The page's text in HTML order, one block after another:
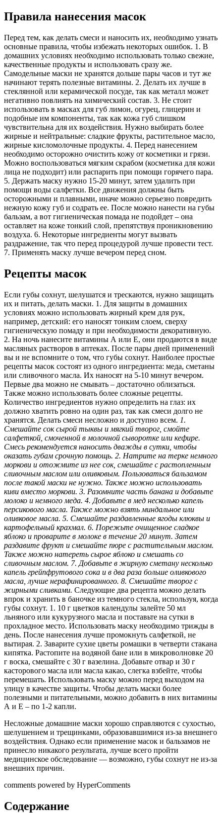
Правила нанесения масок
Перед тем, как делать смеси и наносить их, необходимо узнать
основные правила, чтобы избежать некоторых ошибок. 1. В
домашних условиях необходимо использовать только свежие,
качественные продукты и использовать сразу же.
Самодельные маски не хранятся дольше пары часов и тут же
начинают терять полезные витамины. 2. Делать их лучше в
стеклянной или керамической посуде, так как металл может
негативно повлиять на химический состав. 3. Не стоит
использовать в масках для губ лимон, огурец, глицерин и
подобные им компоненты, так как кожа губ слишком
чувствительна для их воздействия. Нужно выбирать более
жирные и нейтральные: сладкие фрукты, растительное масло,
жирные кисломолочные продукты. 4. Перед нанесением
необходимо осторожно очистить кожу от косметики и грязи.
Можно воспользоваться мягким скрабом (косметика для кожи
лица не подходит) или распарить при помощи горячего пара.
5. Держать маску нужно 15-20 минут, затем удалить при
помощи воды салфетки. Все движения должны быть
осторожными и плавными, иначе можно серьезно повредить
нежную кожу губ и содрать ее. После можно нанести на губы
бальзам, а вот гигиеническая помада не подойдет – она
оставляет на коже тонкий слой, препятствуя проникновению
воздуха. 6. Некоторые ингредиенты могут вызвать
раздражение, так что перед процедурой лучше провести тест.
7. Применять маску лучше вечером перед сном.
Рецепты масок
Если губы сохнут, шелушатся и трескаются, нужно защищать
их и питать, делать маски. 1. Для защиты в домашних
условиях можно использовать жирный крем для рук,
например, детский: его наносят тонким слоем, сверху
гигиеническую помаду и при необходимости декоративную.
2. На ночь нанесите витамины А или Е, они продаются в виде
масляных растворов в аптеках. После пары дней применений
вы и не вспомните о том, что губы сохнут. Наиболее простые
рецепты масок состоят из одного ингредиента: меда, сметаны
или сливочного масла. Их наносят на 5-10 минут вечером.
Первые два можно не смывать – достаточно облизаться.
Также можно использовать более сложные рецепты.
Количество ингредиентов нужно определить на глаз: их
должно хватить ровно на один раз, так как смеси долго не
хранятся. Делать смеси несложно и доступно всем. 1.
Смешайте сок сырой тыквы и мягкий творог, смойте
салфеткой, смоченной в молочной сыворотке или кефире.
Смесь рекомендуется наносить дважды в сутки, чтобы
оказать губам срочную помощь. 2. Натрите на терке немного
моркови и отожмите из нее сок, смешайте с растопленным
сливочным маслом или оливковым. Пользоваться бальзамом
после такой маски не нужно. Также можно использовать
киви вместо моркови. 3. Разомните часть банана и добавьте
молоко и немного меда. 4. Добавьте в мед несколько капель
персикового масла. Также можно взять миндальное или
оливковое масла. 5. Смешайте раздавленные ягоды клюквы и
картофельный крахмал. 6. Порежьте очищенное сладкое
яблоко и проварите в молоке в течение 20 минут. Затем
раздавите фрукт и смешайте пюре с растительным маслом.
Также можно натереть сырое яблоко и смешать со
сливочным маслом. 7. Добавьте в жирную сметану несколько
капель грейпфрутового сока и в два раза больше оливкового
масла, лучше нерафинированного. 8. Смешайте творог с
жирными сливками. Следующие два рецепта можно делать
впрок и хранить в баночке из темного стекла, используя, когда
губы сохнут. 1. 10 г цветков календулы залейте 50 мл
льняного или кукурузного масла и поставьте на сутки в
прохладное место. Использовать маску необходимо трижды в
день. После нанесения лучше промокнуть салфеткой, не
вытирая. 2. Заварите сухие цветы ромашки в четверти стакана
кипятка. Растопите на водяной бане или в микроволновке 20
г воска, смешайте с 30 г вазелина. Добавьте отвар и 30 г
касторового масла или масла какао, слегка взбейте, чтобы
перемешать. Использовать маску можно перед выходом на
улицу в качестве защиты. Чтобы делать маски более
полезными и питательными, можно добавить в них витамины
А и Е – по 1-2 капли.
Несложные домашние маски хорошо справляются с сухостью,
шелушением и трещинками, образовавшимися из-за внешнего
воздействия. Однако если применение масок и бальзамов не
принесло никакого результата, лучше всего пройти
медицинское обследование — возможно, губы сохнут не из-за
внешних причин.
comments powered by HyperComments
Содержание